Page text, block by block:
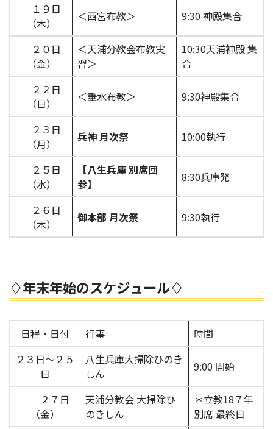
１９日
（木）
＜西宮布教＞ 9:30 神殿集合
２０日
（金）
＜天浦分教会布教実
習＞
10:30天浦神殿 集
合
２２日
（日）
＜垂水布教＞ 9:30神殿集合
２３日
（月）
兵神 月次祭 10:00執行
２５日
（水）
【八生兵庫 別席団
参】
8:30兵庫発
２６日
（木）
御本部 月次祭 9:30執行
♢年末年始のスケジュール♢
日程・日付 行事
時間
２３日～２５
日
八生兵庫大掃除ひのき
しん
9:00 開始
２７日
（金）
天浦分教会 大掃除ひ
のきしん
＊立教18７年
別席 最終日